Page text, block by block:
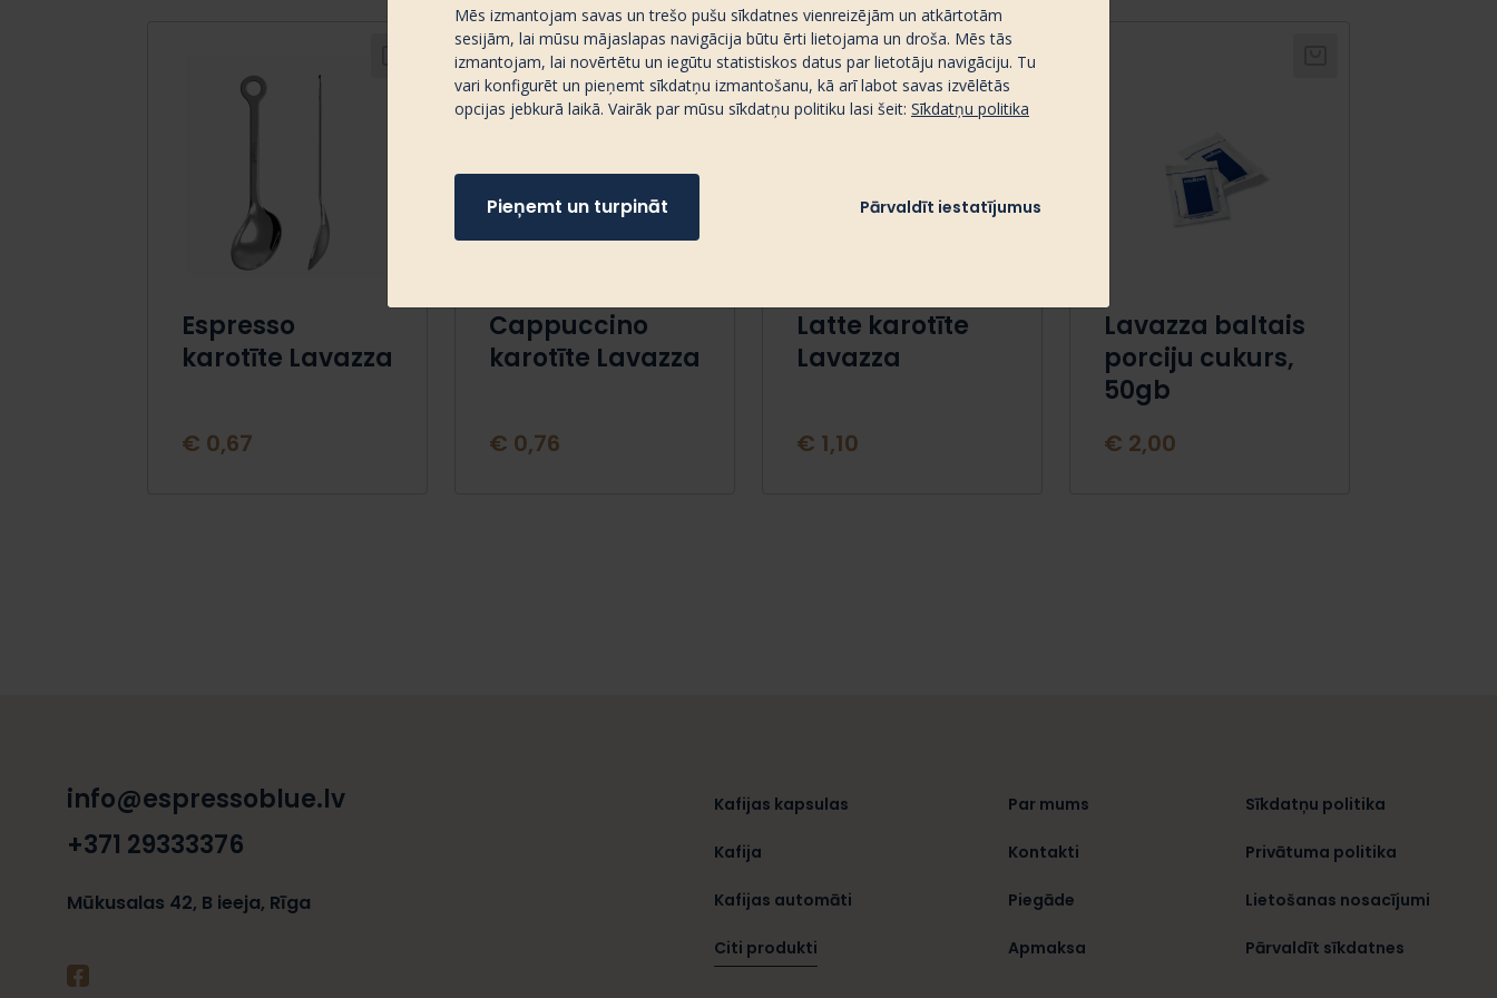
Espresso
karotīte Lavazza
€ 0,67
Cappuccino
karotīte Lavazza
€ 0,76
Latte karotīte
Lavazza
€ 1,10
Lavazza baltais
porciju cukurs,
50gb
€ 2,00
info@espressoblue.lv
+371 29333376
Mūkusalas 42, B ieeja, Rīga
Kafijas kapsulas
Kafija
Kafijas automāti
Citi produkti
Par mums
Kontakti
Piegāde
Apmaksa
Sīkdatņu politika
Privātuma politika
Lietošanas nosacījumi
Pārvaldīt sīkdatnes
Mēs izmantojam savas un trešo pušu sīkdatnes vienreizējām un atkārtotām
sesijām, lai mūsu mājaslapas navigācija būtu ērti lietojama un droša. Mēs tās
izmantojam, lai novērtētu un iegūtu statistiskos datus par lietotāju navigāciju. Tu
vari konfigurēt un pieņemt sīkdatņu izmantošanu, kā arī labot savas izvēlētās
opcijas jebkurā laikā. Vairāk par mūsu sīkdatņu politiku lasi šeit: Sīkdatņu politika
Pieņemt un turpināt Pārvaldīt iestatījumus